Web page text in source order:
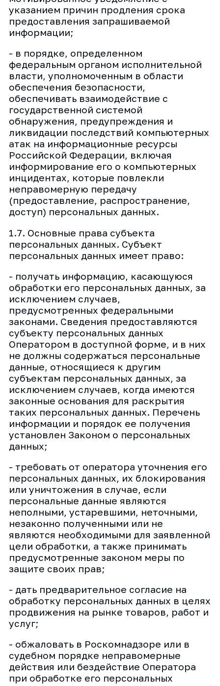
указанием причин продления срока
предоставления запрашиваемой
информации;
- в порядке, определенном
федеральным органом исполнительной
власти, уполномоченным в области
обеспечения безопасности,
обеспечивать взаимодействие с
государственной системой
обнаружения, предупреждения и
ликвидации последствий компьютерных
атак на информационные ресурсы
Российской Федерации, включая
информирование его о компьютерных
инцидентах, которые повлекли
неправомерную передачу
(предоставление, распространение,
доступ) персональных данных.
1.7. Основные права субъекта
персональных данных. Субъект
персональных данных имеет право:
- получать информацию, касающуюся
обработки его персональных данных, за
исключением случаев,
предусмотренных федеральными
законами. Сведения предоставляются
субъекту персональных данных
Оператором в доступной форме, и в них
не должны содержаться персональные
данные, относящиеся к другим
субъектам персональных данных, за
исключением случаев, когда имеются
законные основания для раскрытия
таких персональных данных. Перечень
информации и порядок ее получения
установлен Законом о персональных
данных;
- требовать от оператора уточнения его
персональных данных, их блокирования
или уничтожения в случае, если
персональные данные являются
неполными, устаревшими, неточными,
незаконно полученными или не
являются необходимыми для заявленной
цели обработки, а также принимать
предусмотренные законом меры по
защите своих прав;
- дать предварительное согласие на
обработку персональных данных в целях
продвижения на рынке товаров, работ и
услуг;
- обжаловать в Роскомнадзоре или в
судебном порядке неправомерные
действия или бездействие Оператора
при обработке его персональных